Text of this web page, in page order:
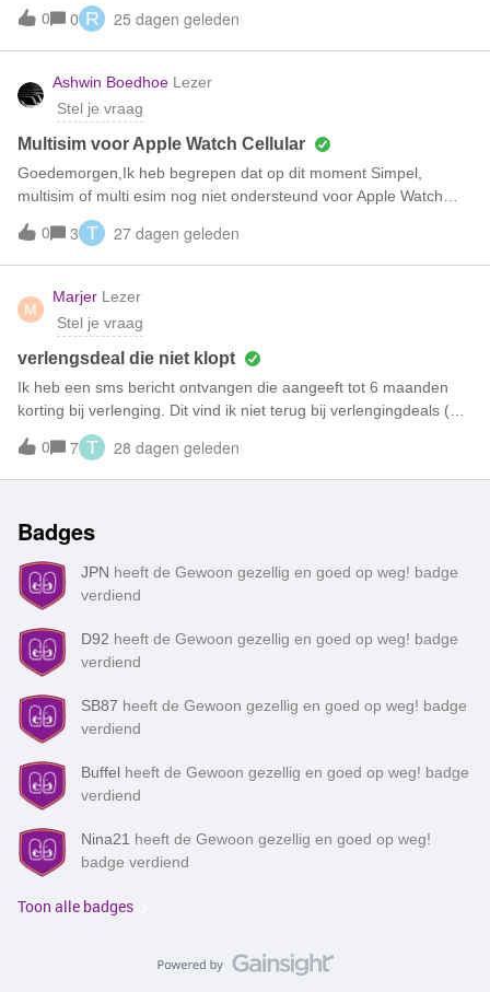
Kunnen jullie controleren of internationale roaming op mijn
simkaart actief is en of er een blokkade op mijn aansluiting staat?
0 0 R 25 dagen geleden
Ashwin Boedhoe Lezer
Stel je vraag
Multisim voor Apple Watch Cellular
Goedemorgen,Ik heb begrepen dat op dit moment Simpel,
multisim of multi esim nog niet ondersteund voor Apple Watch
Cellular. Ik heb maandag de nieuws apple watch cellular
gekocht. Zijn er wel plannen vanuit simpel om dit aan te bieden
op een gegeven moment? Zeker nu esim en smartwatches
toenemen
0 3 T 27 dagen geleden
M
Marjer Lezer
Stel je vraag
verlengsdeal die niet klopt
Ik heb een sms bericht ontvangen die aangeeft tot 6 maanden
korting bij verlenging. Dit vind ik niet terug bij verlengingdeals (bij
geen enkele deal, maximaal 2 maanden korting). Daarnaast
staat er: "Genoemde prijzen gelden in combinatie met een
tweejarig Sim Only abonnement. Bellen in de EU gaat uit je
EU/buitenland betaal je een toeslag". Dus ik kan met een
verlengd abonnement niet meer gebruik maken van bellen in de
EU. Dat maakt verlengen helemaal niet interessant als ik het niet
meer in Europa kan gebruiken. Dit lijkt mij niet correct. Daarnaast
beter dan wat ik nu als verlengingsdeals heb gekregen, terwijl ik
al jaren bij Simpel zit. Het lijkt mij dat er meerdere fouten nu in
heb geprobeerd om dit via de chatfunctie in de App te doen, maar
dan moet ik gaan bellen. Iets wat nu niet mogelijk is. Daar
0 7 T 28 dagen geleden
Badges
JPN heeft de Gewoon gezellig en goed op weg! badge
verdiend
D92 heeft de Gewoon gezellig en goed op weg! badge
verdiend
SB87 heeft de Gewoon gezellig en goed op weg! badge
verdiend
Buffel heeft de Gewoon gezellig en goed op weg! badge
verdiend
Nina21 heeft de Gewoon gezellig en goed op weg!
badge verdiend
Toon alle badges